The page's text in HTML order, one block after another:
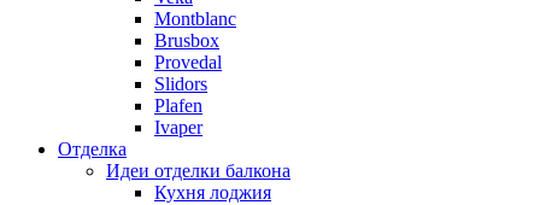
Montblanc
Brusbox
Provedal
Slidors
Plafen
Ivaper
Отделка
Идеи отделки балкона
Кухня лоджия